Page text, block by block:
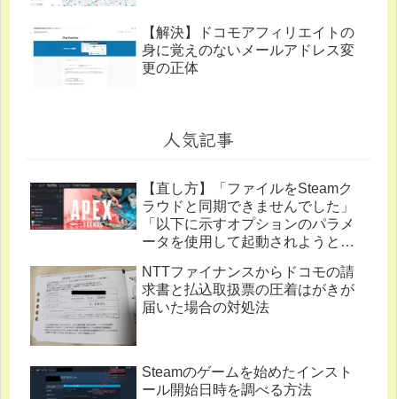
【解決】ドコモアフィリエイトの
身に覚えのないメールアドレス変
更の正体
人気記事
【直し方】「ファイルをSteamク
ラウドと同期できませんでした」
「以下に示すオプションのパラメ
ータを使用して起動されようとし
NTTファイナンスからドコモの請
求書と払込取扱票の圧着はがきが
届いた場合の対処法
Steamのゲームを始めたインスト
ール開始日時を調べる方法